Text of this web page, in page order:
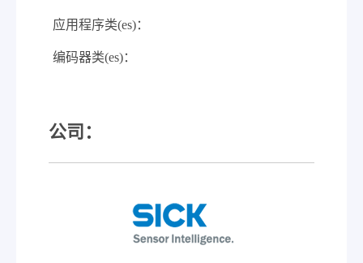
应用程序类(es)：
编码器类(es)：
公司：